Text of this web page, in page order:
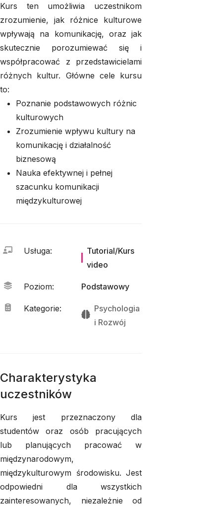
Kurs ten umożliwia uczestnikom
zrozumienie, jak różnice kulturowe
wpływają na komunikację, oraz jak
skutecznie porozumiewać się i
współpracować z przedstawicielami
różnych kultur. Główne cele kursu
to:
Poznanie podstawowych różnic
kulturowych
Zrozumienie wpływu kultury na
komunikację i działalność
biznesową
Nauka efektywnej i pełnej
szacunku komunikacji
międzykulturowej
Usługa:
Tutorial/Kurs
video
Poziom: Podstawowy
Kategorie:
Psychologia
i Rozwój
Charakterystyka
uczestników
Kurs jest przeznaczony dla
studentów oraz osób pracujących
lub planujących pracować w
międzynarodowym,
międzykulturowym środowisku. Jest
odpowiedni dla wszystkich
zainteresowanych, niezależnie od